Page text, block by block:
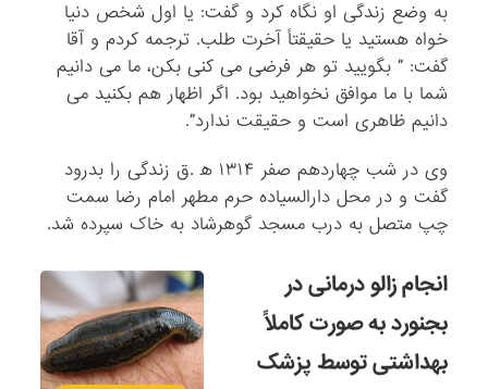
به وضع زندگی او نگاه کرد و گفت: یا اول شخص دنیا
خواه هستید یا حقیقتاً آخرت ‌طلب. ترجمه کردم و آقا
گفت: ” بگویید تو هر فرضی می ‌کنی بکن، ما می ‌دانیم
شما با ما موافق نخواهید بود. اگر اظهار هم بکنید می
‌دانیم ظاهری است و حقیقت ندارد”.
وی در شب چهاردهم صفر ۱۳۱۴ ه‍ .ق زندگی را بدرود
گفت و در محل دارالسیاده حرم مطهر امام رضا سمت
چپ متصل به درب مسجد گوهرشاد به خاک سپرده شد.
انجام زالو درمانی در
بجنورد به صورت کاملاً
بهداشتی توسط پزشک